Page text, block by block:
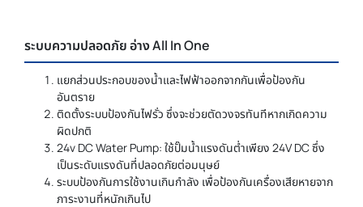
ระบบความปลอดภัย อ่าง All In One
แยกส่วนประกอบของน้ำและไฟฟ้าออกจากกันเพื่อป้องกัน
อันตราย
ติดตั้งระบบป้องกันไฟรั่ว ซึ่งจะช่วยตัดวงจรทันทีหากเกิดความ
ผิดปกติ
24v DC Water Pump: ใช้ปั๊มน้ำแรงดันต่ำเพียง 24V DC ซึ่ง
เป็นระดับแรงดันที่ปลอดภัยต่อมนุษย์
ระบบป้องกันการใช้งานเกินกำลัง เพื่อป้องกันเครื่องเสียหายจาก
ภาระงานที่หนักเกินไป